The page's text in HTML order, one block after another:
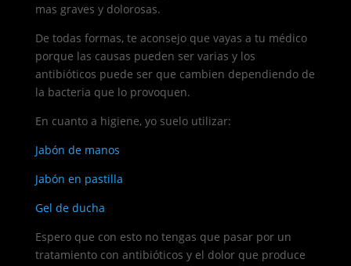
mas graves y dolorosas.
De todas formas, te aconsejo que vayas a tu médico
porque las causas pueden ser varias y los
antibióticos puede ser que cambien dependiendo de
la bacteria que lo provoquen.
En cuanto a higiene, yo suelo utilizar:
Jabón de manos
Jabón en pastilla
Gel de ducha
Espero que con esto no tengas que pasar por un
tratamiento con antibióticos y el dolor que produce